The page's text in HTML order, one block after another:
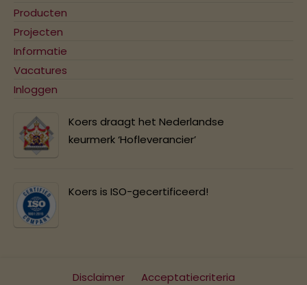
Producten
Projecten
Informatie
Vacatures
Inloggen
Koers draagt het Nederlandse
keurmerk ‘Hofleverancier’
Koers is ISO-gecertificeerd!
Disclaimer
Acceptatiecriteria